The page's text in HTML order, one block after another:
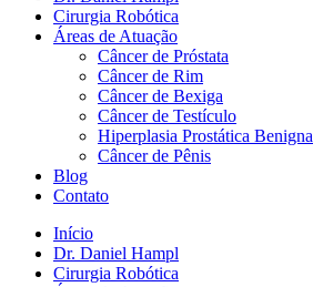
Cirurgia Robótica
Áreas de Atuação
Câncer de Próstata
Câncer de Rim
Câncer de Bexiga
Câncer de Testículo
Hiperplasia Prostática Benigna
Câncer de Pênis
Blog
Contato
Início
Dr. Daniel Hampl
Cirurgia Robótica